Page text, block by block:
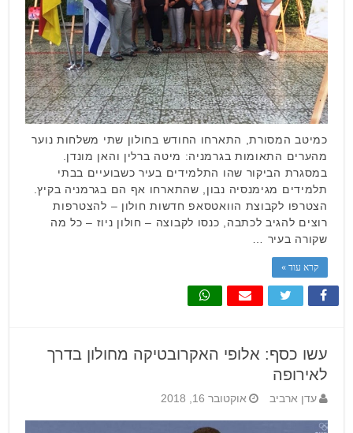
כמיטב המסורת, התארחו החודש בחולון שתי משלחות נוער
מהערים התאומות בגרמניה: מיטה ברלין והאן מונדן.
במסגרת הביקור שהו התלמידים בעיר כשבועיים בבתי
תלמידים מגימנסיה נבון, שהתארחו אף הם בגרמניה בקיץ.
הצטרפו לקבוצת הוואטסאפ חדשות חולון – להצטרפות
רוצים להגיב לכתבה, כנסו לקבוצה – חולון ניוז – כל מה
שקורה בעיר …
קרא עוד »
עשו כסף: אלופי האקרובטיקה מחולון בדרך
לאירופה
עדן ארביב אוקטובר 16, 2018